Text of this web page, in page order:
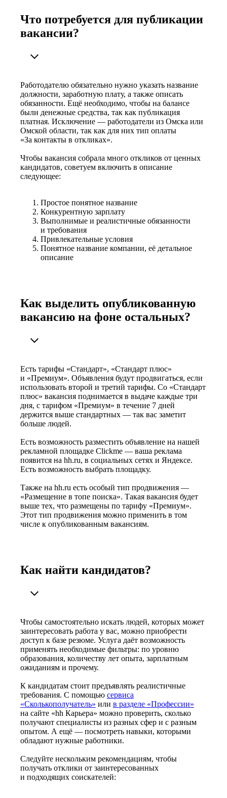
Что потребуется для публикации
вакансии?
Работодателю обязательно нужно указать название
должности, заработную плату, а также описать
обязанности. Ещё необходимо, чтобы на балансе
были денежные средства, так как публикация
платная. Исключение — работодатели из Омска или
Омской области, так как для них тип оплаты
«За контакты в откликах».
Чтобы вакансия собрала много откликов от ценных
кандидатов, советуем включить в описание
следующее:
Простое понятное название
Конкурентную зарплату
Выполнимые и реалистичные обязанности
и требования
Привлекательные условия
Понятное название компании, её детальное
описание
Как выделить опубликованную
вакансию на фоне остальных?
Есть тарифы «Стандарт», «Стандарт плюс»
и «Премиум». Объявления будут продвигаться, если
использовать второй и третий тарифы. Со «Стандарт
плюс» вакансия поднимается в выдаче каждые три
дня, с тарифом «Премиум» в течение 7 дней
держится выше стандартных — так вас заметит
больше людей.
Есть возможность разместить объявление на нашей
рекламной площадке Clickme — ваша реклама
появится на hh.ru, в социальных сетях и Яндексе.
Есть возможность выбрать площадку.
Также на hh.ru есть особый тип продвижения —
«Размещение в топе поиска». Такая вакансия будет
выше тех, что размещены по тарифу «Премиум».
Этот тип продвижения можно применить в том
числе к опубликованным вакансиям.
Как найти кандидатов?
Чтобы самостоятельно искать людей, которых может
заинтересовать работа у вас, можно приобрести
доступ к базе резюме. Услуга даёт возможность
применять необходимые фильтры: по уровню
образования, количеству лет опыта, зарплатным
ожиданиям и прочему.
К кандидатам стоит предъявлять реалистичные
требования. С помощью сервиса
«Сколькополучатель» или в разделе «Профессии»
на сайте «hh Карьера» можно проверить, сколько
получают специалисты из разных сфер и с разным
опытом. А ещё — посмотреть навыки, которыми
обладают нужные работники.
Следуйте нескольким рекомендациям, чтобы
получать отклики от заинтересованных
и подходящих соискателей: